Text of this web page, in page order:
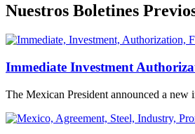
Nuestros Boletines
Immediate Investment
The Mexican President announced a new